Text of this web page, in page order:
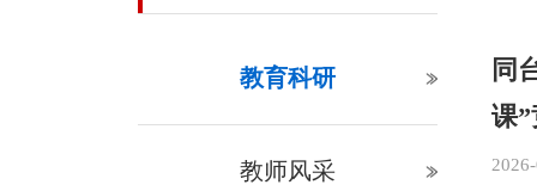
教育科研
教师风采
同
课